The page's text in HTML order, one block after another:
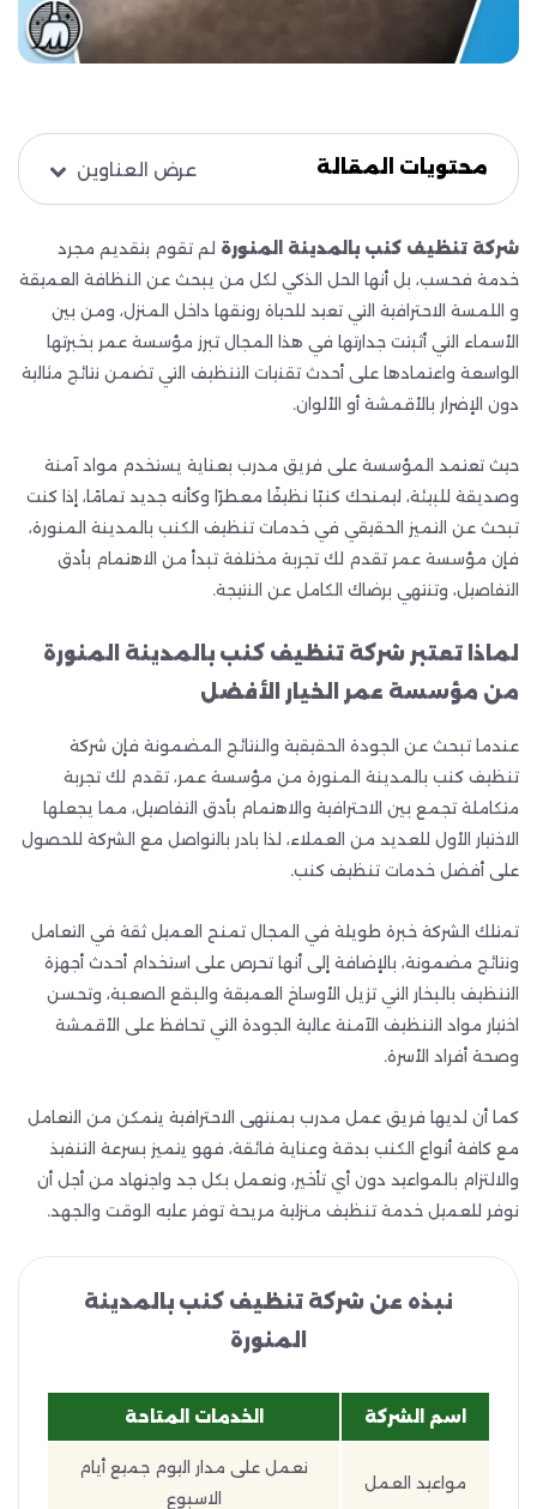
محتويات المقالة عرض العناوين
شركة تنظيف كنب بالمدينة المنورة لم تقوم بتقديم مجرد
خدمة فحسب، بل أنها الحل الذكي لكل من يبحث عن النظافة العميقة
و اللمسة الاحترافية التي تعيد للحياة رونقها داخل المنزل، ومن بين
الأسماء التي أثبتت جدارتها في هذا المجال تبرز مؤسسة عمر بخبرتها
الواسعة واعتمادها على أحدث تقنيات التنظيف التي تضمن نتائج مثالية
دون الإضرار بالأقمشة أو الألوان.
حيث تعتمد المؤسسة على فريق مدرب بعناية يستخدم مواد آمنة
وصديقة للبيئة، ليمنحك كنبًا نظيفًا معطرًا وكأنه جديد تمامًا، إذا كنت
تبحث عن التميز الحقيقي في خدمات تنظيف الكنب بالمدينة المنورة،
فإن مؤسسة عمر تقدم لك تجربة مختلفة تبدأ من الاهتمام بأدق
التفاصيل، وتنتهي برضاك الكامل عن النتيجة.
لماذا تعتبر شركة تنظيف كنب بالمدينة المنورة
من مؤسسة عمر الخيار الأفضل
عندما تبحث عن الجودة الحقيقية والنتائج المضمونة فإن شركة
تنظيف كنب بالمدينة المنورة من مؤسسة عمر، تقدم لك تجربة
متكاملة تجمع بين الاحترافية والاهتمام بأدق التفاصيل، مما يجعلها
الاختيار الأول للعديد من العملاء، لذا بادر بالتواصل مع الشركة للحصول
على أفضل خدمات تنظيف كنب.
تمتلك الشركة خبرة طويلة في المجال تمنح العميل ثقة في التعامل
ونتائج مضمونة، بالإضافة إلى أنها تحرص على استخدام أحدث أجهزة
التنظيف بالبخار التي تزيل الأوساخ العميقة والبقع الصعبة، وتحسن
اختيار مواد التنظيف الآمنة عالية الجودة التي تحافظ على الأقمشة
وصحة أفراد الأسرة.
كما أن لديها فريق عمل مدرب بمنتهى الاحترافية يتمكن من التعامل
مع كافة أنواع الكنب بدقة وعناية فائقة، فهو يتميز بسرعة التنفيذ
والالتزام بالمواعيد دون أي تأخير، ونعمل بكل جد واجتهاد من أجل أن
نوفر للعميل خدمة تنظيف منزلية مريحة توفر عليه الوقت والجهد.
نبذه عن شركة تنظيف كنب بالمدينة
المنورة
اسم الشركة الخدمات المتاحة
مواعيد العمل
نعمل على مدار اليوم جميع أيام
الاسبوع